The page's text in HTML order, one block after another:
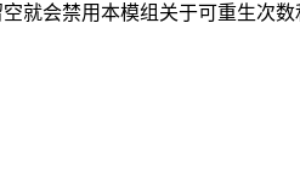
就会禁用本模组关于可重生次